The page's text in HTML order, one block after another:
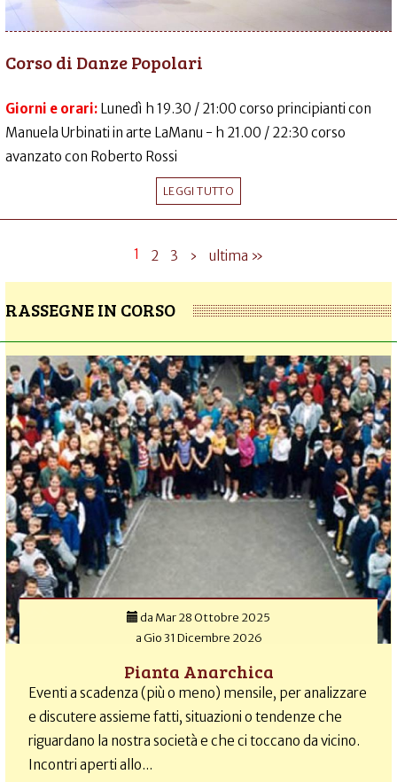
Corso di Danze Popolari
Giorni e orari: Lunedì h 19.30 / 21:00 corso principianti con
Manuela Urbinati in arte LaManu - h 21.00 / 22:30 corso
avanzato con Roberto Rossi
LEGGI TUTTO
1 2 3 › ultima »
RASSEGNE IN CORSO
da Mar 28 Ottobre 2025
aGio 31 Dicembre 2026
Pianta Anarchica
Eventi a scadenza (più o meno) mensile, per analizzare
e discutere assieme fatti, situazioni o tendenze che
riguardano la nostra società e che ci toccano da vicino.
Incontri aperti allo...